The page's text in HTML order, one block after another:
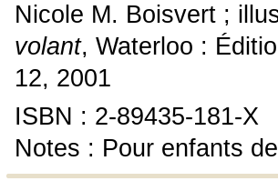
Nicole M. Boisvert ;
volant, Waterloo :
12, 2001
ISBN : 2-89435-181-X
Notes : Pour enfants